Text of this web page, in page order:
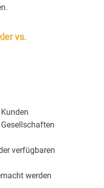
vs.
verfügbaren
werden